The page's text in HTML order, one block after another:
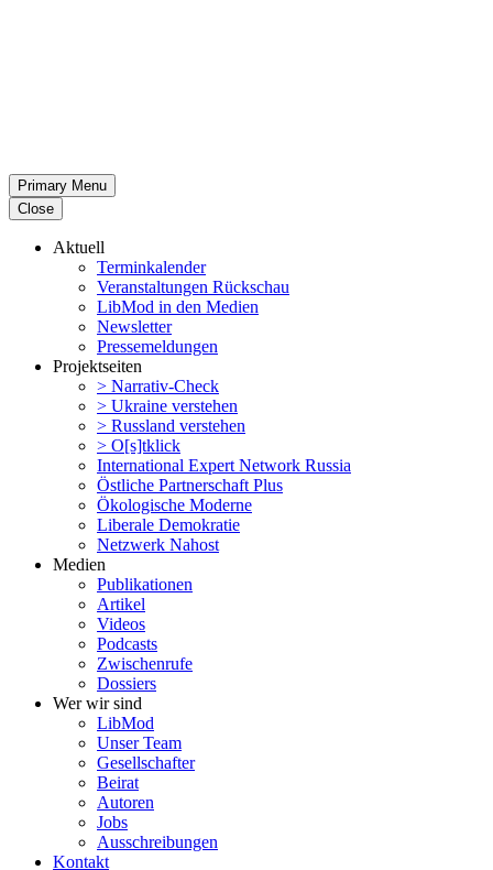
Primary Menu
Close
Aktuell
Termin­ka­lender
Veran­stal­tungen Rückschau
LibMod in den Medien
Newsletter
Presse­mel­dungen
Projekt­seiten
> Narrativ-Check
> Ukraine verstehen
> Russland verstehen
> O[s]tklick
Inter­na­tional Expert Network Russia
Östliche Partner­schaft Plus
Ökolo­gische Moderne
Liberale Demokratie
Netzwerk Nahost
Medien
Publi­ka­tionen
Artikel
Videos
Podcasts
Zwischenrufe
Dossiers
Wer wir sind
LibMod
Unser Team
Gesell­schafter
Beirat
Autoren
Jobs
Ausschrei­bungen
Kontakt